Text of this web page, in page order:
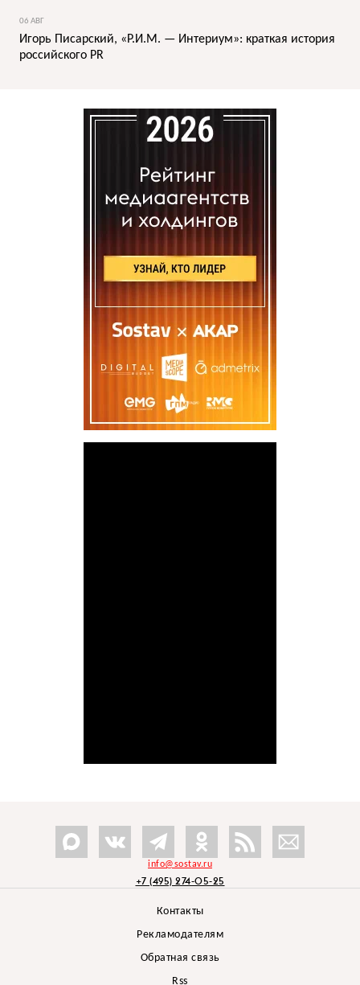
06 АВГ
Игорь Писарский, «Р.И.М. — Интериум»: краткая история
российского PR
info@sostav.ru
+7 (495) 274-05-25
Контакты
Рекламодателям
Обратная связь
Rss